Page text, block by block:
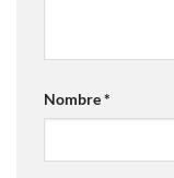
Nombre*